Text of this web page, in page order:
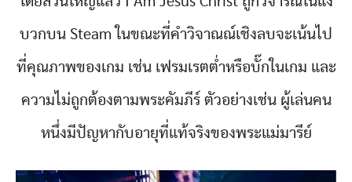
บวกบน Steam ในขณะที่คำวิจาณณ์เชิงลบจะเน้นไป
ที่คุณภาพของเกม เช่น เฟรมเรตต่ำหรือบั๊กในเกม และ
ความไม่ถูกต้องตามพระคัมภีร์ ตัวอย่างเช่น ผู้เล่นคน
หนึ่งมีปัญหากับอายุที่แท้จริงของพระแม่มารีย์